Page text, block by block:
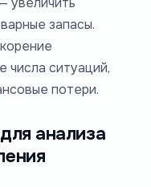
запасы.
числа ситуаций,
потери.
анализа